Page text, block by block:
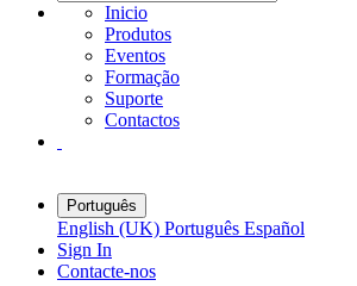
Inicio
Produtos
Eventos
Formação
Suporte
Contactos
Português
English (UK) Português Español
Sign In
Contacte-nos